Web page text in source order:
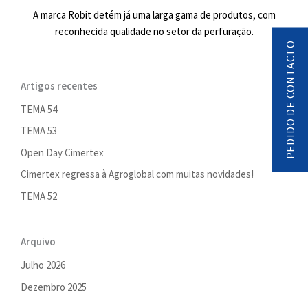
A marca Robit detém já uma larga gama de produtos, com
reconhecida qualidade no setor da perfuração.
Artigos recentes
TEMA 54
TEMA 53
Open Day Cimertex
Cimertex regressa à Agroglobal com muitas novidades!
TEMA 52
Arquivo
Julho 2026
Dezembro 2025
PEDIDO DE CONTACTO